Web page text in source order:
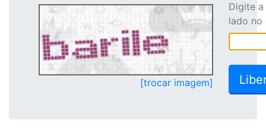
[trocar imagem]
Digite
lado no